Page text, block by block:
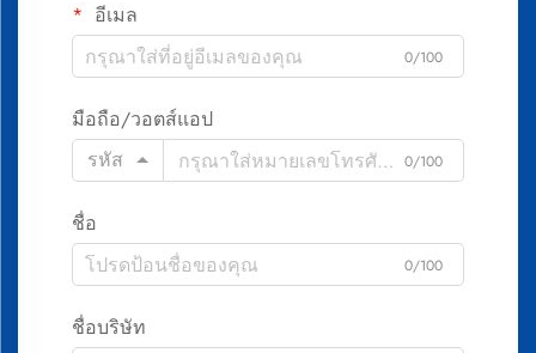
อีเมล
0/100
มือถือ/วอตส์แอป
รหัส
0/100
ชื่อ
0/100
ชื่อบริษัท